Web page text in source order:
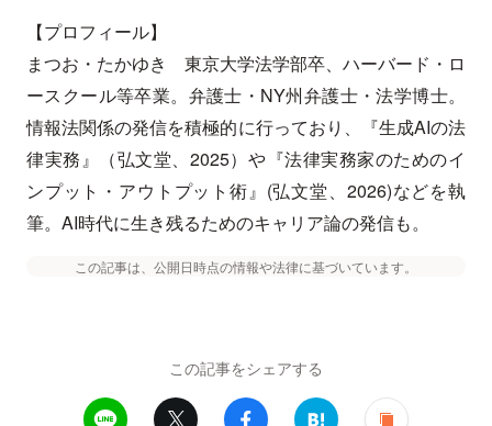
【プロフィール】
まつお・たかゆき 東京大学法学部卒、ハーバード・ロ
ースクール等卒業。弁護士・NY州弁護士・法学博士。
情報法関係の発信を積極的に行っており、『生成AIの法
律実務』（弘文堂、2025）や『法律実務家のためのイ
ンプット・アウトプット術』(弘文堂、2026)などを執
筆。AI時代に生き残るためのキャリア論の発信も。
この記事は、公開日時点の情報や法律に基づいています。
この記事をシェアする